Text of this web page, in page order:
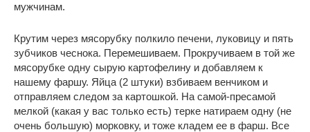
мужчинам.
Крутим через мясорубку полкило печени, луковицу и пять
зубчиков чеснока. Перемешиваем. Прокручиваем в той же
мясорубке одну сырую картофелину и добавляем к
нашему фаршу. Яйца (2 штуки) взбиваем венчиком и
отправляем следом за картошкой. На самой-пресамой
мелкой (какая у вас только есть) терке натираем одну (не
очень большую) морковку, и тоже кладем ее в фарш. Все